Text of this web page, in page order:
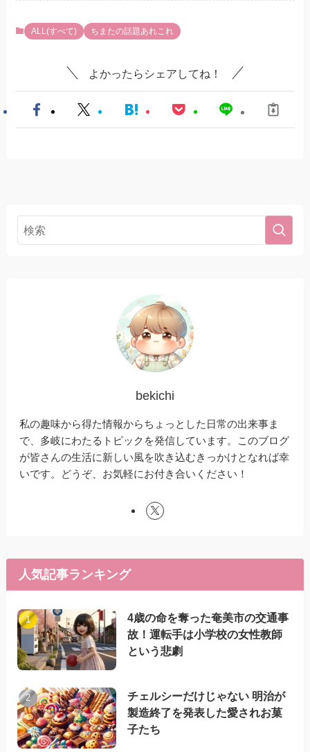
ALL(すべて) ちまたの話題あれこれ
よかったらシェアしてね！
bekichi
私の趣味から得た情報からちょっとした日常の出来事ま
で、多岐にわたるトピックを発信しています。このブログ
が皆さんの生活に新しい風を吹き込むきっかけとなれば幸
いです。どうぞ、お気軽にお付き合いください！
人気記事ランキング
4歳の命を奪った奄美市の交通事
故！運転手は小学校の女性教師
という悲劇
チェルシーだけじゃない 明治が
製造終了を発表した愛されお菓
子たち